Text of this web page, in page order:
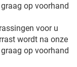
op voorhand
voor u
wordt na onze
op voorhand